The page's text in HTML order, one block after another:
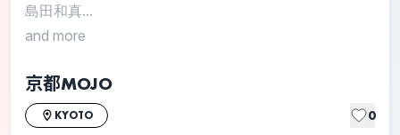
島田和真...
and more
京都MOJO
KYOTO 0